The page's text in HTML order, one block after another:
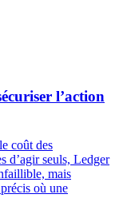
l’action
coût des
d’agir seuls, Ledger
mais
où une